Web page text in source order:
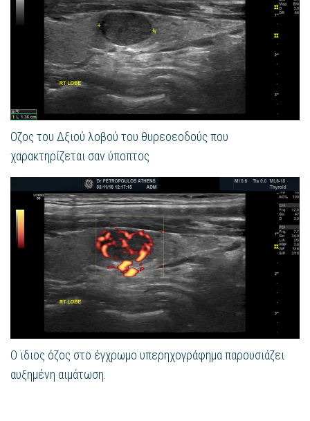
Οζος του Δξιού λοβού του θυρεοεοδούς που
χαρακτηρίζεται σαν ύποπτος
Ο ϊδιος όζος στο έγχρωμο υπερηχογράφημα παρουσιάζει
αυξημένη αιμάτωση.